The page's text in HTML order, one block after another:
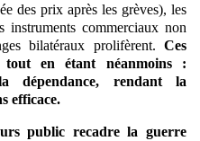
des prix après les grèves), les
commerciaux non
bilatéraux prolifèrent. Ces
tout en étant néanmoins :
dépendance, rendant la
efficace.
public recadre la guerre